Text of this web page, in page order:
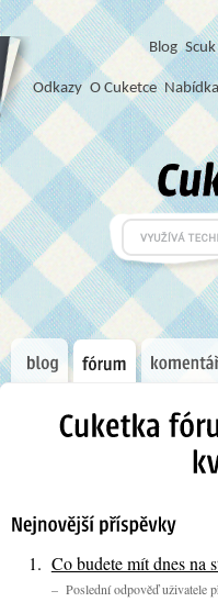
Blog Scuk
Odkazy O Cuketce
Co budete mít dnes na
– Poslední odpověď uživatele